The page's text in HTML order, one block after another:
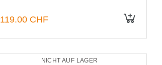
119.00 CHF
NICHT AUF LAGER